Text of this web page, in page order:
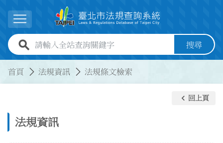
展開選單
全站查詢關鍵字欄位 搜尋
首頁 法規資訊 法規條文檢索
法規資訊
keyboard_arrow_left 回上頁